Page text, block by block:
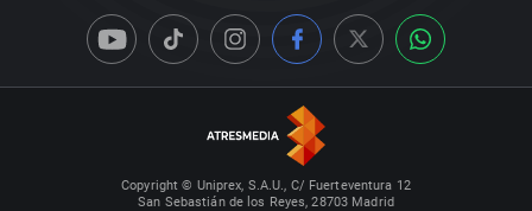
Copyright © Uniprex, S.A.U., C/ Fuerteventura 12
San Sebastián de los Reyes, 28703 Madrid